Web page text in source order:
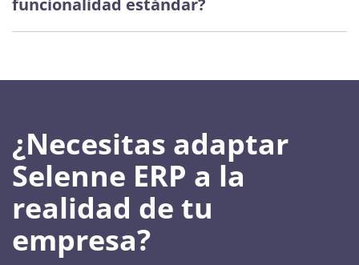
¿Necesitas adaptar
Selenne ERP a la
realidad de tu
empresa?